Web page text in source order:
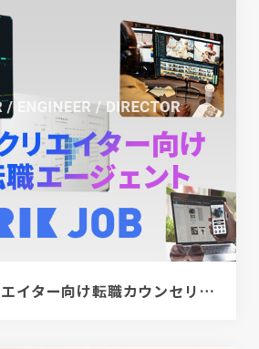
[PR]経験者クリエイター向け転職カウンセリング｜デザイナー / ディレクター / エンジニア